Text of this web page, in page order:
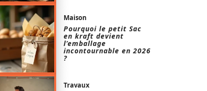
Maison
Pourquoi le petit Sac
en kraft devient
l’emballage
incontournable en 2026
?
Travaux